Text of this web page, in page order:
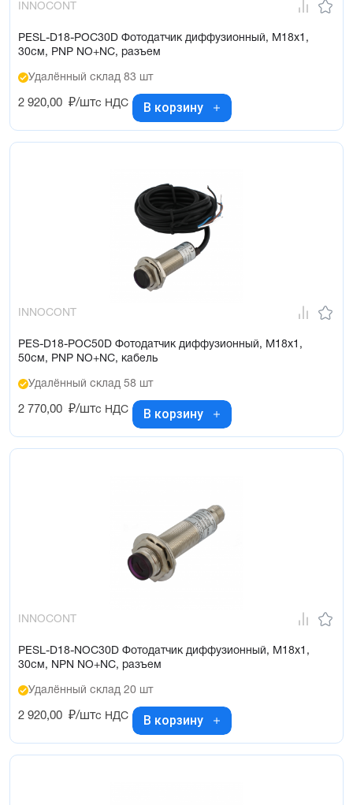
INNOCONT
PESL-D18-POC30D Фотодатчик диффузионный, М18х1,
30см, PNP NO+NC, разъем
Удалённый склад 83 шт
2 920,00 ₽/штс НДС В корзину
INNOCONT
PES-D18-POC50D Фотодатчик диффузионный, М18х1,
50см, PNP NO+NC, кабель
Удалённый склад 58 шт
2 770,00 ₽/штс НДС В корзину
INNOCONT
PESL-D18-NOC30D Фотодатчик диффузионный, М18х1,
30см, NPN NO+NC, разъем
Удалённый склад 20 шт
2 920,00 ₽/штс НДС В корзину